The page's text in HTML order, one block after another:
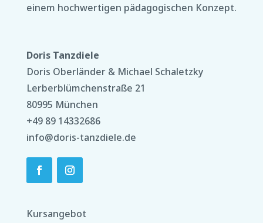
einem hochwertigen pädagogischen Konzept.
Doris Tanzdiele
Doris Oberländer & Michael Schaletzky
Lerberblümchenstraße 21
80995 München
+49 89 14332686
info@doris-tanzdiele.de
Kursangebot